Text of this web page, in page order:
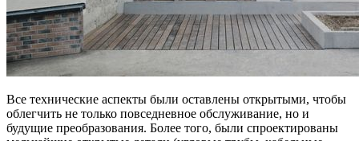
Все технические аспекты были оставлены открытыми, чтобы
облегчить не только повседневное обслуживание, но и
будущие преобразования. Более того, были спроектированы